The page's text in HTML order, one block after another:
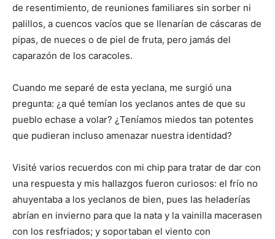
de resentimiento, de reuniones familiares sin sorber ni
palillos, a cuencos vacíos que se llenarían de cáscaras de
pipas, de nueces o de piel de fruta, pero jamás del
caparazón de los caracoles.
Cuando me separé de esta yeclana, me surgió una
pregunta: ¿a qué temían los yeclanos antes de que su
pueblo echase a volar? ¿Teníamos miedos tan potentes
que pudieran incluso amenazar nuestra identidad?
Visité varios recuerdos con mi chip para tratar de dar con
una respuesta y mis hallazgos fueron curiosos: el frío no
ahuyentaba a los yeclanos de bien, pues las heladerías
abrían en invierno para que la nata y la vainilla macerasen
con los resfriados; y soportaban el viento con